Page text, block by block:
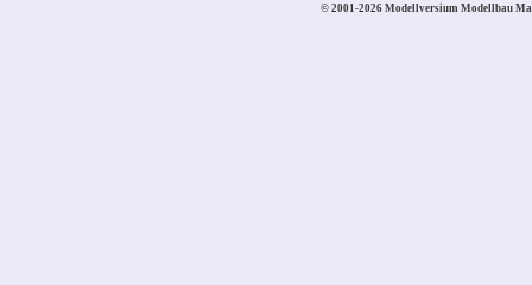
© 2001-2026 Modellversium Modellbau